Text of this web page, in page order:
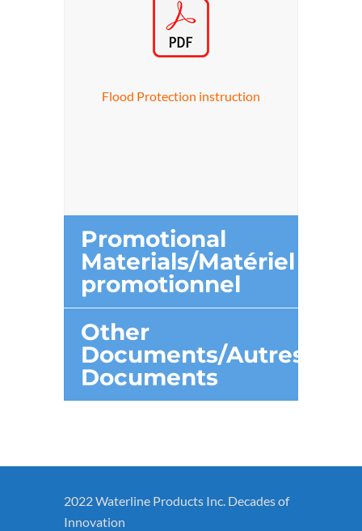
Flood Protection instruction
Promotional
Materials/Matériel
promotionnel
Other
Documents/Autres
Documents
2022 Waterline Products Inc. Decades of
Innovation